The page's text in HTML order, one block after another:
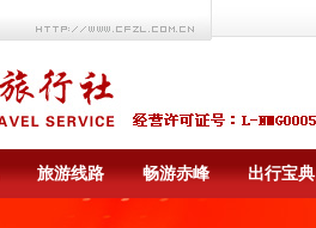
旅游线路 畅游赤峰 出行宝典